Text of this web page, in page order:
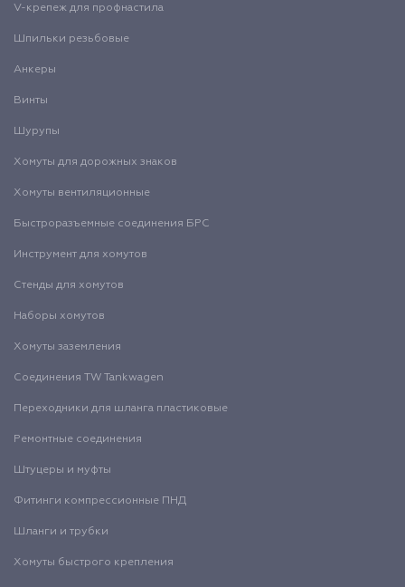
V-крепеж для профнастила
Шпильки резьбовые
Анкеры
Винты
Шурупы
Хомуты для дорожных знаков
Хомуты вентиляционные
Быстроразъемные соединения БРС
Инструмент для хомутов
Стенды для хомутов
Наборы хомутов
Хомуты заземления
Соединения TW Tankwagen
Переходники для шланга пластиковые
Ремонтные соединения
Штуцеры и муфты
Фитинги компрессионные ПНД
Шланги и трубки
Хомуты быстрого крепления